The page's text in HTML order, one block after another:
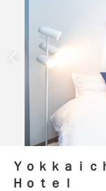
Ｙｏｋｋａｉ
Ｈｏｔｅｌ